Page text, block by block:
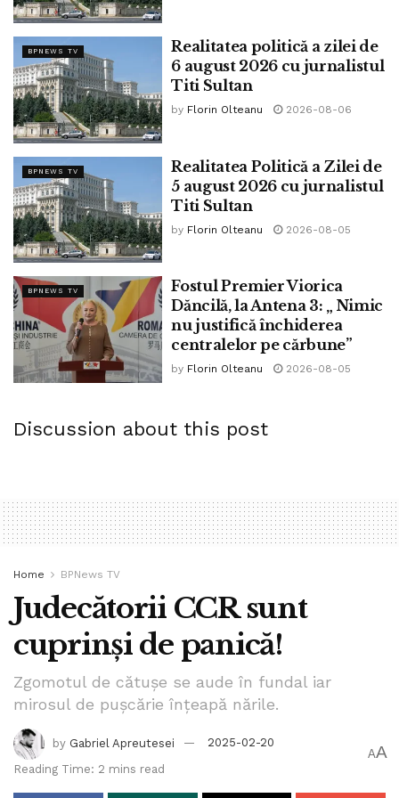
Astăzi suntem trecători pe acest
Veșniciei. Și ce va rămâne din noi nu va
fi ce am avut, ci ce am făcut! Iar atunci,
nici bogatul, nici săracul nu vor putea
schimba nimic, căci va fi prea târziu!!
BPNEWS TV
Realitatea politică a zilei de
6 august 2026 cu jurnalistul
Titi Sultan
by Florin Olteanu 2026-08-06
BPNEWS TV
Realitatea Politică a Zilei de
5 august 2026 cu jurnalistul
Titi Sultan
by Florin Olteanu 2026-08-05
BPNEWS TV
Fostul Premier Viorica
Dăncilă, la Antena 3: „ Nimic
nu justifică închiderea
centralelor pe cărbune”
by Florin Olteanu 2026-08-05
Discussion about this post
Home BPNews TV
Judecătorii CCR sunt
cuprinși de panică!
Zgomotul de cătușe se aude în fundal iar
mirosul de pușcărie înțeapă nările.
by Gabriel Apreutesei
2025-02-20
Reading Time: 2 mins read
AA